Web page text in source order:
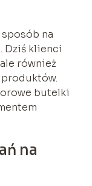
sposób na
Dziś klienci
również
butelki
na